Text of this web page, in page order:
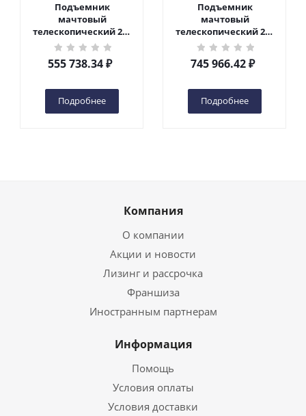
Подъемник
мачтовый
телескопический 200
кг 6 м TOR GTWY6-200S
DC 2-мачтовый
(автономный) (G) в
555 738.34₽
Подробнее
Подъемник
мачтовый
телескопический 200
кг 10 м TOR GTWY10-
200S DC 2-мачтовый
(автономный) (N) в
745 966.42₽
Подробнее
Компания
О компании
Акции и новости
Лизинг и рассрочка
Франшиза
Иностранным партнерам
Информация
Помощь
Условия оплаты
Условия доставки